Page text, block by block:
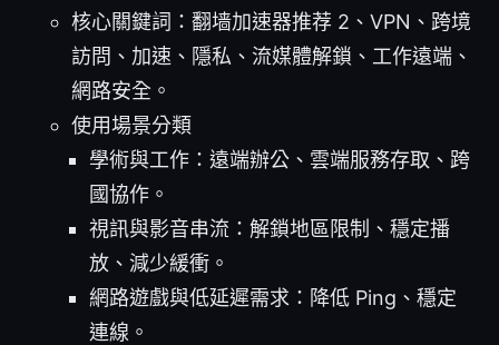
核心關鍵詞：翻墙加速器推荐 2、VPN、跨境
訪問、加速、隱私、流媒體解鎖、工作遠端、
網路安全。
使用場景分類
學術與工作：遠端辦公、雲端服務存取、跨
國協作。
視訊與影音串流：解鎖地區限制、穩定播
放、減少緩衝。
網路遊戲與低延遲需求：降低 Ping、穩定
連線。